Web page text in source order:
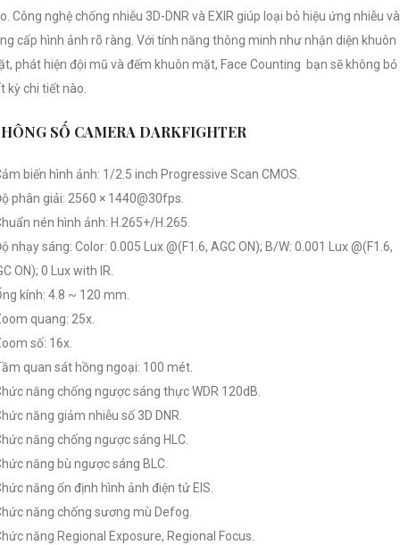
Công nghệ chống nhiễu 3D-DNR và EXIR giúp loại bỏ hiệu ứng nhiễu và
cấp hình ảnh rõ ràng. Với tính năng thông minh như nhận diện khuôn
phát hiện đội mũ và đếm khuôn mặt, Face Counting bạn sẽ không bỏ
kỳ chi tiết nào.
SỐ CAMERA DARKFIGHTER
biến hình ảnh: 1/2.5 inch Progressive Scan CMOS.
phân giải: 2560 × 1440@30fps.
nén hình ảnh: H.265+/H.265.
nhạy sáng: Color: 0.005 Lux @(F1.6, AGC ON); B/W: 0.001 Lux @(F1.6,
ON); 0 Lux with IR.
kính: 4.8 ~ 120 mm.
quang: 25x.
số: 16x.
quan sát hồng ngoại: 100 mét.
năng chống ngược sáng thực WDR 120dB.
năng giảm nhiễu số 3D DNR.
năng chống ngược sáng HLC.
năng bù ngược sáng BLC.
năng ổn định hình ảnh điện tử EIS.
năng chống sương mù Defog.
năng Regional Exposure, Regional Focus.